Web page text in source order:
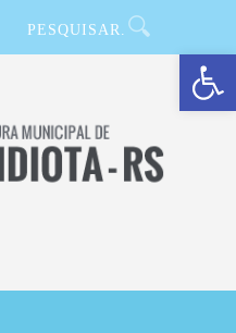
Barra de Ferramentas Aberta